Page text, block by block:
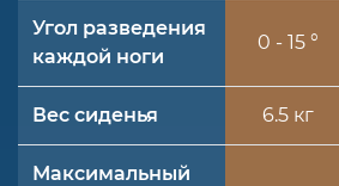
Угол разведения
каждой ноги
0 - 15 °
Вес сиденья 6.5 кг
Максимальный